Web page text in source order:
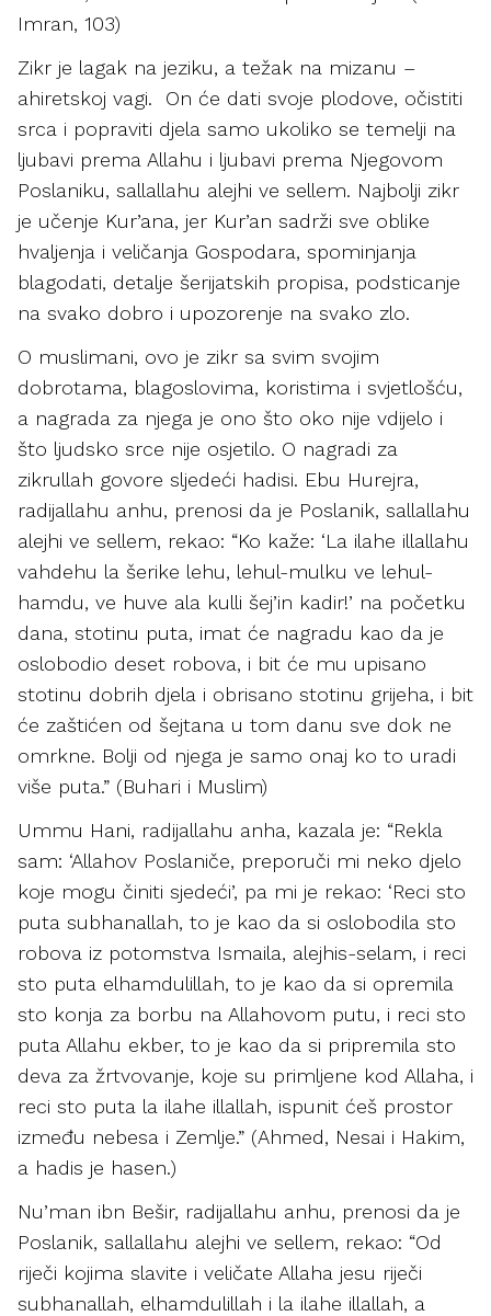
Imran, 103)
Zikr je lagak na jeziku, a težak na mizanu –
ahiretskoj vagi. On će dati svoje plodove, očistiti
srca i popraviti djela samo ukoliko se temelji na
ljubavi prema Allahu i ljubavi prema Njegovom
Poslaniku, sallallahu alejhi ve sellem. Najbolji zikr
je učenje Kur’ana, jer Kur’an sadrži sve oblike
hvaljenja i veličanja Gospodara, spominjanja
blagodati, detalje šerijatskih propisa, podsticanje
na svako dobro i upozorenje na svako zlo.
O muslimani, ovo je zikr sa svim svojim
dobrotama, blagoslovima, koristima i svjetlošću,
a nagrada za njega je ono što oko nije vdijelo i
što ljudsko srce nije osjetilo. O nagradi za
zikrullah govore sljedeći hadisi. Ebu Hurejra,
radijallahu anhu, prenosi da je Poslanik, sallallahu
alejhi ve sellem, rekao: “Ko kaže: ‘La ilahe illallahu
vahdehu la šerike lehu, lehul-mulku ve lehul-
hamdu, ve huve ala kulli šej’in kadir!’ na početku
dana, stotinu puta, imat će nagradu kao da je
oslobodio deset robova, i bit će mu upisano
stotinu dobrih djela i obrisano stotinu grijeha, i bit
će zaštićen od šejtana u tom danu sve dok ne
omrkne. Bolji od njega je samo onaj ko to uradi
više puta.” (Buhari i Muslim)
Ummu Hani, radijallahu anha, kazala je: “Rekla
sam: ‘Allahov Poslaniče, preporuči mi neko djelo
koje mogu činiti sjedeći’, pa mi je rekao: ‘Reci sto
puta subhanallah, to je kao da si oslobodila sto
robova iz potomstva Ismaila, alejhis-selam, i reci
sto puta elhamdulillah, to je kao da si opremila
sto konja za borbu na Allahovom putu, i reci sto
puta Allahu ekber, to je kao da si pripremila sto
deva za žrtvovanje, koje su primljene kod Allaha, i
reci sto puta la ilahe illallah, ispunit ćeš prostor
između nebesa i Zemlje.” (Ahmed, Nesai i Hakim,
a hadis je hasen.)
Nu’man ibn Bešir, radijallahu anhu, prenosi da je
Poslanik, sallallahu alejhi ve sellem, rekao: “Od
riječi kojima slavite i veličate Allaha jesu riječi
subhanallah, elhamdulillah i la ilahe illallah, a